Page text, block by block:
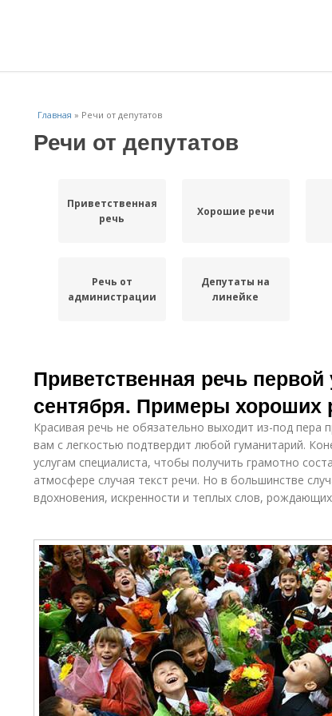
Главная » Речи от депутатов
Речи от депутатов
Приветственная
речь
Хорошие речи
Речь от
администрации
Депутаты на
линейке
Приветственная речь
сентября. Примеры хороших
Красивая речь не обязательно выходит из-под пера
вам с легкостью подтвердит любой гуманитарий.
услугам специалиста, чтобы получить грамотно
атмосфере случая текст речи. Но в большинстве
вдохновения, искренности и теплых слов,